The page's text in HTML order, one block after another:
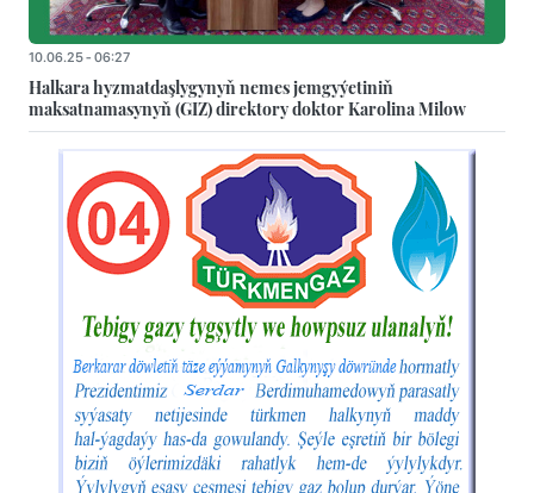
10.06.25 - 06:27
Halkara hyzmatdaşlygynyň nemes jemgyýetiniň
maksatnamasynyň (GIZ) direktory doktor Karolina Milow